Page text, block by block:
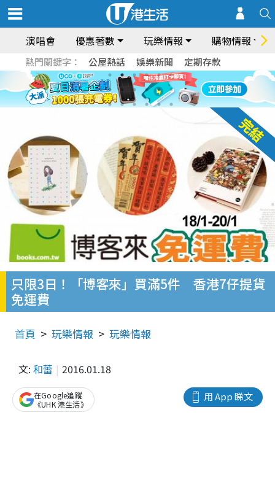
演唱會 優惠著數 玩樂情報 購物情報
熱門關鍵字： 公屋熱話 娛樂新聞 定期存款
只限3日！「博客來」買滿5件 香港7仔提貨
免運費
首頁 玩樂情報 玩樂情報
文: 和蕾 2016.01.18
用 App 睇文
在Google追蹤
《UHK 港生活》